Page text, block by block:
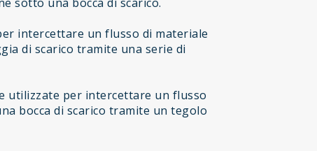
intercettare un flusso di materiale
di scarico tramite una serie di
utilizzate per intercettare un flusso
bocca di scarico tramite un tegolo